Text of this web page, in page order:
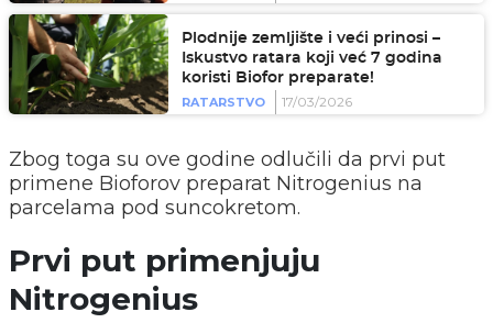
Plodnije zemljište i veći prinosi –
Iskustvo ratara koji već 7 godina
koristi Biofor preparate!
RATARSTVO
17/03/2026
Zbog toga su ove godine odlučili da prvi put
primene Bioforov preparat Nitrogenius na
parcelama pod suncokretom.
Prvi put primenjuju
Nitrogenius